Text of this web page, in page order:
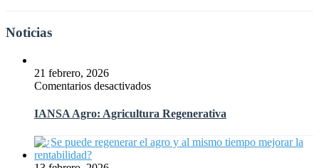
Noticias
21 febrero, 2026
Comentarios desactivadosen
Agro:
Agricultura
Regenerativa
IANSA Agro: Agricultura Regenerativa